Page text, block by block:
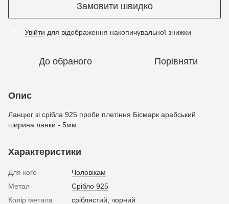
Замовити швидко
Увійти для відображення накопичувальної знижки
До обраного Порівняти
Опис
Ланцюг зі срібла 925 проби плетіння Бісмарк арабський
ширина ланки - 5мм
Характеристики
Для кого
Чоловікам
Метал
Срібло 925
Колір метала
сріблястий чорний